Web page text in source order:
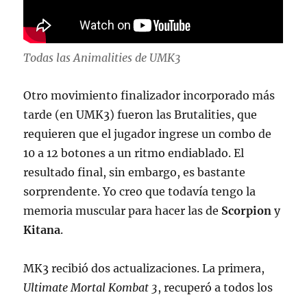
Todas las Animalities de UMK3
Otro movimiento finalizador incorporado más
tarde (en UMK3) fueron las Brutalities, que
requieren que el jugador ingrese un combo de
10 a 12 botones a un ritmo endiablado. El
resultado final, sin embargo, es bastante
sorprendente. Yo creo que todavía tengo la
memoria muscular para hacer las de Scorpion y
Kitana.
MK3 recibió dos actualizaciones. La primera,
Ultimate Mortal Kombat 3, recuperó a todos los